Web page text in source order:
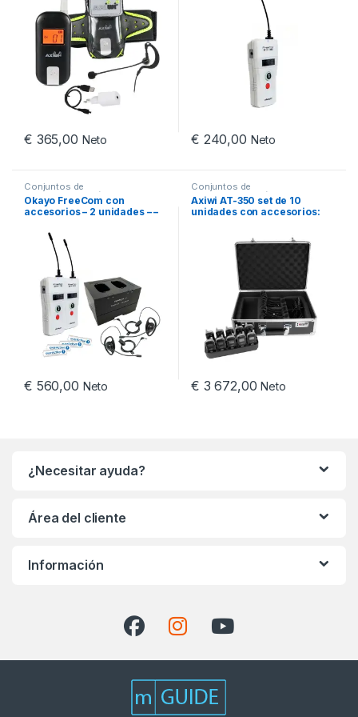
deportes
€ 365,00 Neto € 240,00 Neto
Conjuntos de
intercomunicación
Okayo FreeCom con
accesorios – 2 unidades – –
inalámbrico dúplex
completo para empresas,
industria o educación
€ 560,00 Neto
Conjuntos de
intercomunicación ,Sistemas
de intercomunicación
Axiwi AT-350 set de 10
unidades con accesorios:
inalámbrico en modo full
duplex para oficina, fábrica,
deportes
€ 3 672,00 Neto
¿Necesitar ayuda?
Área del cliente
Información